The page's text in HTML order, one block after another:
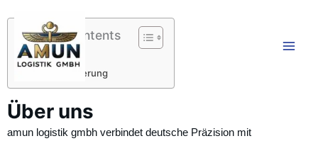
contentTable of Contents
Über uns
Schnelle Lieferung
Über uns
amun logistik gmbh verbindet deutsche Präzision mit